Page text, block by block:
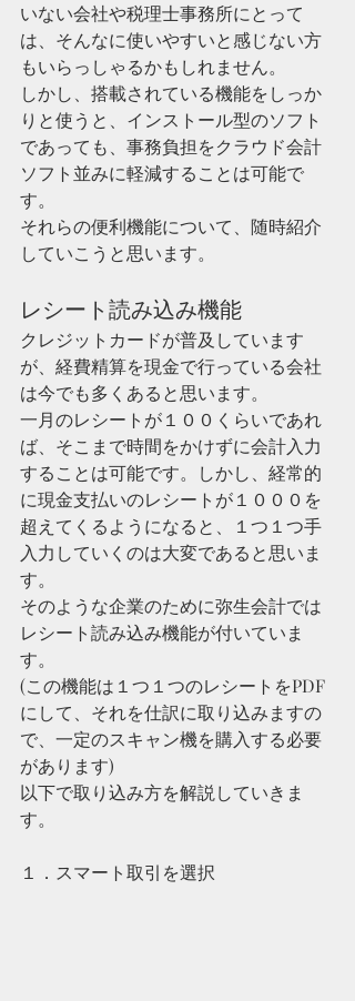
いない会社や税理士事務所にとって
は、そんなに使いやすいと感じない方
もいらっしゃるかもしれません。
しかし、搭載されている機能をしっか
りと使うと、インストール型のソフト
であっても、事務負担をクラウド会計
ソフト並みに軽減することは可能で
す。
それらの便利機能について、随時紹介
していこうと思います。
レシート読み込み機能
クレジットカードが普及しています
が、経費精算を現金で行っている会社
は今でも多くあると思います。
一月のレシートが１００くらいであれ
ば、そこまで時間をかけずに会計入力
することは可能です。しかし、経常的
に現金支払いのレシートが１０００を
超えてくるようになると、１つ１つ手
入力していくのは大変であると思いま
す。
そのような企業のために弥生会計では
レシート読み込み機能が付いていま
す。
(この機能は１つ１つのレシートをPDF
にして、それを仕訳に取り込みますの
で、一定のスキャン機を購入する必要
があります)
以下で取り込み方を解説していきま
す。
１．スマート取引を選択